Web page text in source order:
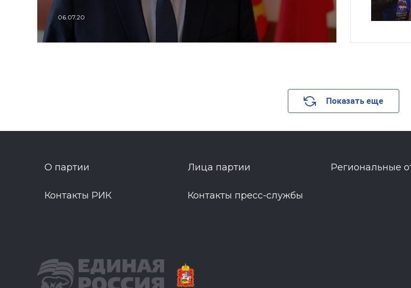
06.07.20
Показать еще
О партии Лица партии Региональные
Контакты РИК Контакты пресс-службы